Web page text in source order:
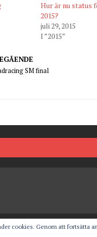
Hur är nu status
2015?
juli 29, 2015
I ”2015”
SM final
cookies. Genom att fortsätta